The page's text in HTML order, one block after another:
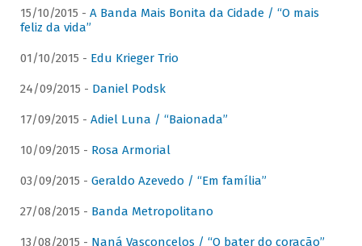
15/10/2015 - A Banda Mais Bonita da Cidade / “O mais
feliz da vida”
01/10/2015 - Edu Krieger Trio
24/09/2015 - Daniel Podsk
17/09/2015 - Adiel Luna / “Baionada”
10/09/2015 - Rosa Armorial
03/09/2015 - Geraldo Azevedo / “Em família”
27/08/2015 - Banda Metropolitano
13/08/2015 - Naná Vasconcelos / “O bater do coração”